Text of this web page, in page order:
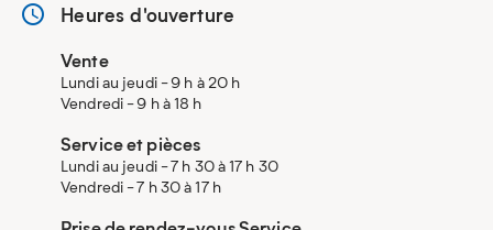
Heures d'ouverture
Vente
Lundi au jeudi - 9 h à 20 h
Vendredi - 9 h à 18 h
Service et pièces
Lundi au jeudi - 7 h 30 à 17 h 30
Vendredi - 7 h 30 à 17 h